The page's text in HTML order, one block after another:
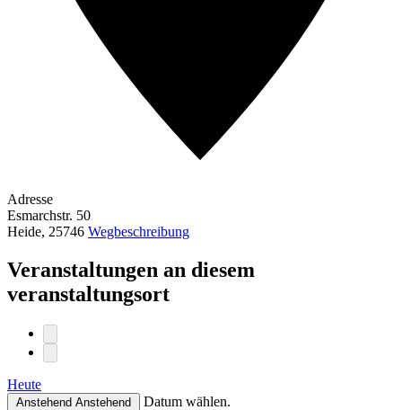
Adresse
Esmarchstr. 50
Heide, 25746 Wegbeschreibung
Veranstaltungen an diesem
veranstaltungsort
Heute
Anstehend Anstehend Datum wählen.